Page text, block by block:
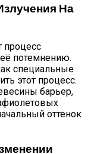
На
процесс
потемнению.
специальные
этот процесс.
барьер,
оттенок